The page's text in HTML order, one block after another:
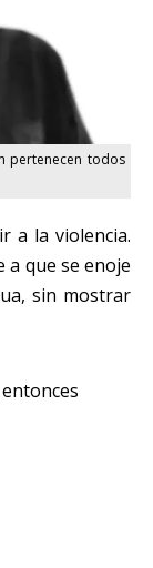
pertenecen todos
a la violencia.
a que se enoje
sin mostrar